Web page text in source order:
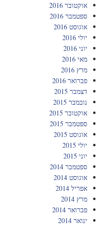
אוקטובר 2016
ספטמבר 2016
אוגוסט 2016
יולי 2016
יוני 2016
מאי 2016
מרץ 2016
פברואר 2016
דצמבר 2015
נובמבר 2015
אוקטובר 2015
ספטמבר 2015
אוגוסט 2015
יולי 2015
יוני 2015
ספטמבר 2014
אוגוסט 2014
אפריל 2014
מרץ 2014
פברואר 2014
ינואר 2014